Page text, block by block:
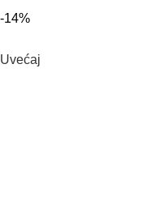
-14%
Uvećaj